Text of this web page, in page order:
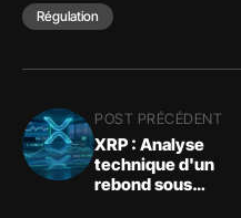
Régulation
POST PRÉCÉDENT
XRP : Analyse
technique d'un
rebond sous